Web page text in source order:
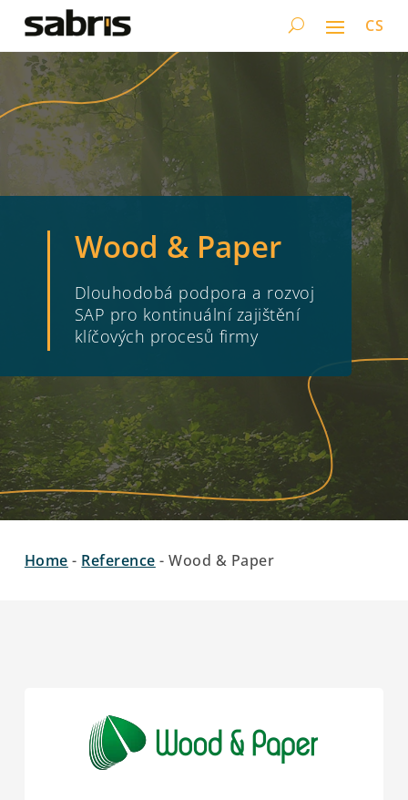
CS
Wood & Paper
Dlouhodobá podpora a rozvoj
SAP pro kontinuální zajištění
klíčových procesů firmy
Home - Reference -Wood & Paper